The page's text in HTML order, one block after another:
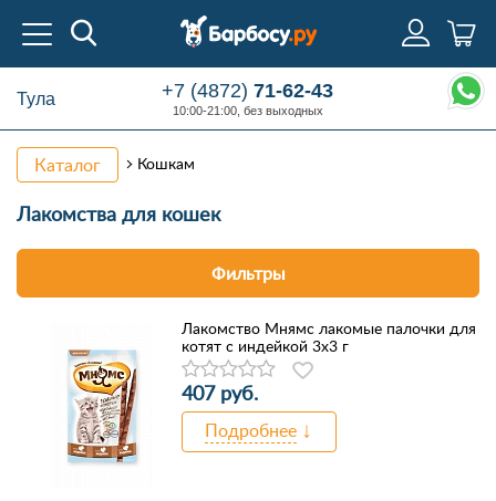
Тула +7 (4872)71-62-43
10:00-21:00, без выходных
Каталог Кошкам
Лакомства для кошек
Фильтры
Лакомство Мнямс лакомые палочки для
котят с индейкой 3x3 г
407 руб.
Подробнее